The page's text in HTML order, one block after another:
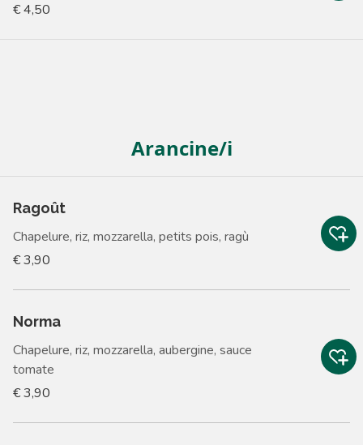
€ 4,50
Arancine/i
Ragoût
Chapelure, riz, mozzarella, petits pois, ragù
€ 3,90
Norma
Chapelure, riz, mozzarella, aubergine, sauce
tomate
€ 3,90